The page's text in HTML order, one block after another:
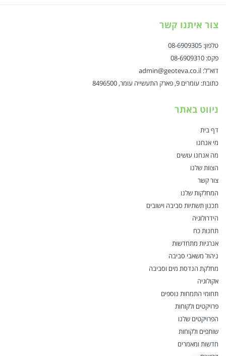
צור איתנו קשר
טלפון: 08-6909305
פקס: 08-6909310
דוא"ל: admin@geoteva.co.il
כתובת: עומרים 9, פארק התעשייה עומר, 8496500
ניווט באתר
דף בית
מי אנחנו
מה אנחנו עושים
הצוות שלנו
צור קשר
המחלקות שלנו
תכנון תשתיות סביבה וישובים
הידרולוגיה
תחנות כח
אנרגיות מתחדשות
ניהול משאבי סביבה
מחלקת הנדסת מים וסביבה
אקולוגיה
תחומי התמחות נוספים
פרויקטים ולקוחות
הפרויקטים שלנו
שותפים ולקוחות
חדשות ומאמרים